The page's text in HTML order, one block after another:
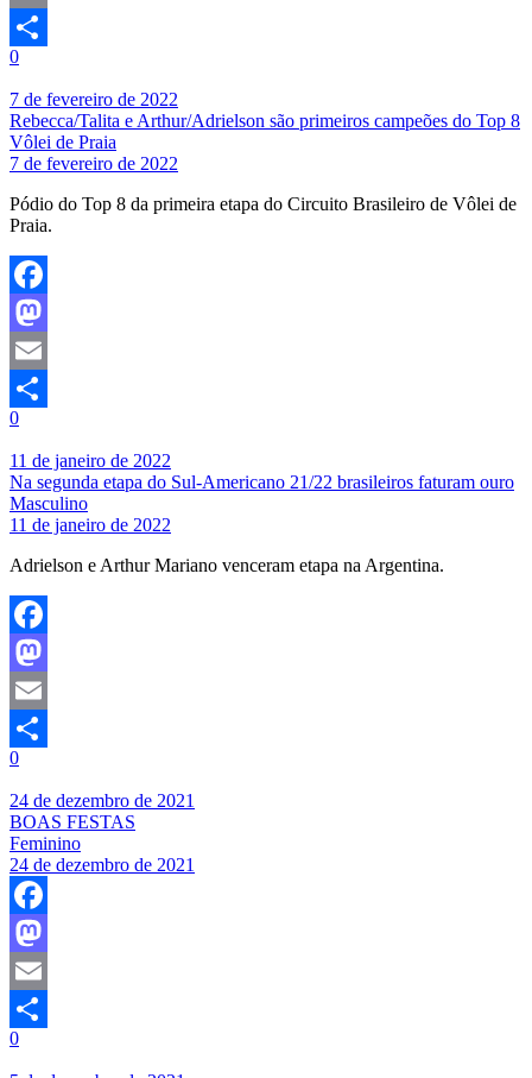
Email
Share
0
7 de fevereiro de 2022
Rebecca/Talita e Arthur/Adrielson são primeiros campeões do Top 8
Vôlei de Praia
7 de fevereiro de 2022
Pódio do Top 8 da primeira etapa do Circuito Brasileiro de Vôlei de
Praia.
Facebook
Mastodon
Email
Share
0
11 de janeiro de 2022
Na segunda etapa do Sul-Americano 21/22 brasileiros faturam ouro
Masculino
11 de janeiro de 2022
Adrielson e Arthur Mariano venceram etapa na Argentina.
Facebook
Mastodon
Email
Share
0
24 de dezembro de 2021
BOAS FESTAS
Feminino
24 de dezembro de 2021
Facebook
Mastodon
Email
Share
0